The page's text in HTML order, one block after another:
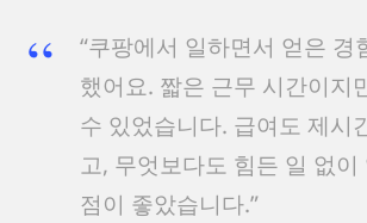
“쿠팡에서 일하면서 얻은 경
했어요. 짧은 근무 시간이지
수 있었습니다. 급여도 제시
고, 무엇보다도 힘든 일 없이
점이 좋았습니다.”